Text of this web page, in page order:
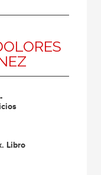
Libro